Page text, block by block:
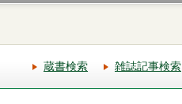
蔵書検索 雑誌記事検索